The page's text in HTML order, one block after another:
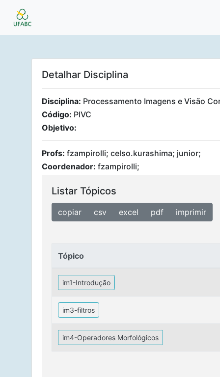
Detalhar Disciplina
Disciplina: Processamento Imagens e Visão
Código: PIVC
Objetivo:
Profs: fzampirolli; celso.kurashima; junior;
Coordenador: fzampirolli;
Listar Tópicos
copiar csv excel pdf imprimir
Tópico
Tópico
im1-Introdução
im3-filtros
im4-Operadores Morfológicos